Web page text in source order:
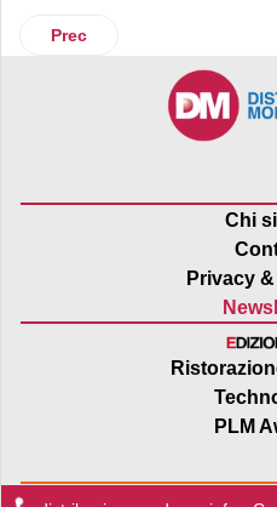
Articolo precedente:
Prec
Chi
Privacy
PLM